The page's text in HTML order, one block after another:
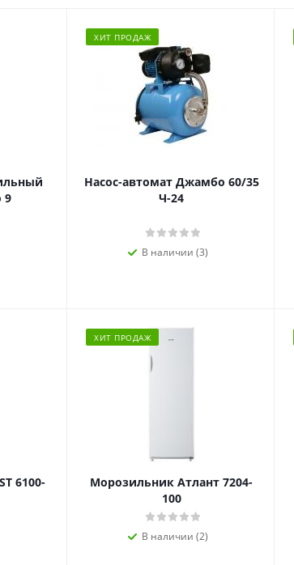
9
ХИТ ПРОДАЖ
Насос-автомат Джамбо 60/35
Ч-24
В наличии (3)
6100-
ХИТ ПРОДАЖ
Морозильник Атлант 7204-
100
В наличии (2)